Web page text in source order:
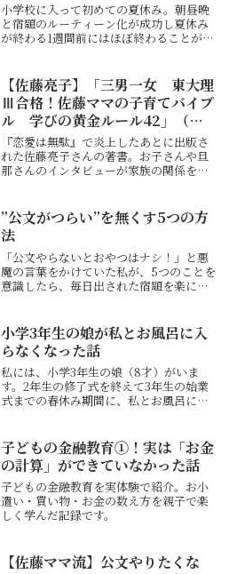
小学校に入って初めての夏休み。朝昼晩
と宿題のルーティーン化が成功し夏休み
が終わる1週間前にはほぼ終わることがで
【佐藤亮子】「三男一女 東大理
Ⅲ合格！佐藤ママの子育てバイブ
ル 学びの黄金ルール42」（感
想・引用あり）
『恋愛は無駄』で炎上したあとに出版さ
れた佐藤亮子さんの著書。お子さんや旦
那さんのインタビューが家族の関係を垣
”公文がつらい”を無くす5つの方
法
「公文やらないとおやつはナシ！」と悪
魔の言葉をかけていた私が、5つのことを
意識したら、毎日出された宿題を楽に終
えるだけで子どもも大人も楽になれるの
で、実践していただきたいです！！
小学3年生の娘が私とお風呂に入
らなくなった話
私には、小学3年生の娘（8才）がいま
す。2年生の修了式を終えて3年生の始業
式までの春休み期間に、私とお風呂に入
悟はしていましたが、その日は突然やっ
てきました。
子どもの金融教育①！実は「お金
の計算」ができていなかった話
子どもの金融教育を実体験で紹介。お小
遣い・買い物・お金の数え方を親子で楽
しく学んだ記録です。
【佐藤ママ流】公文やりたくな